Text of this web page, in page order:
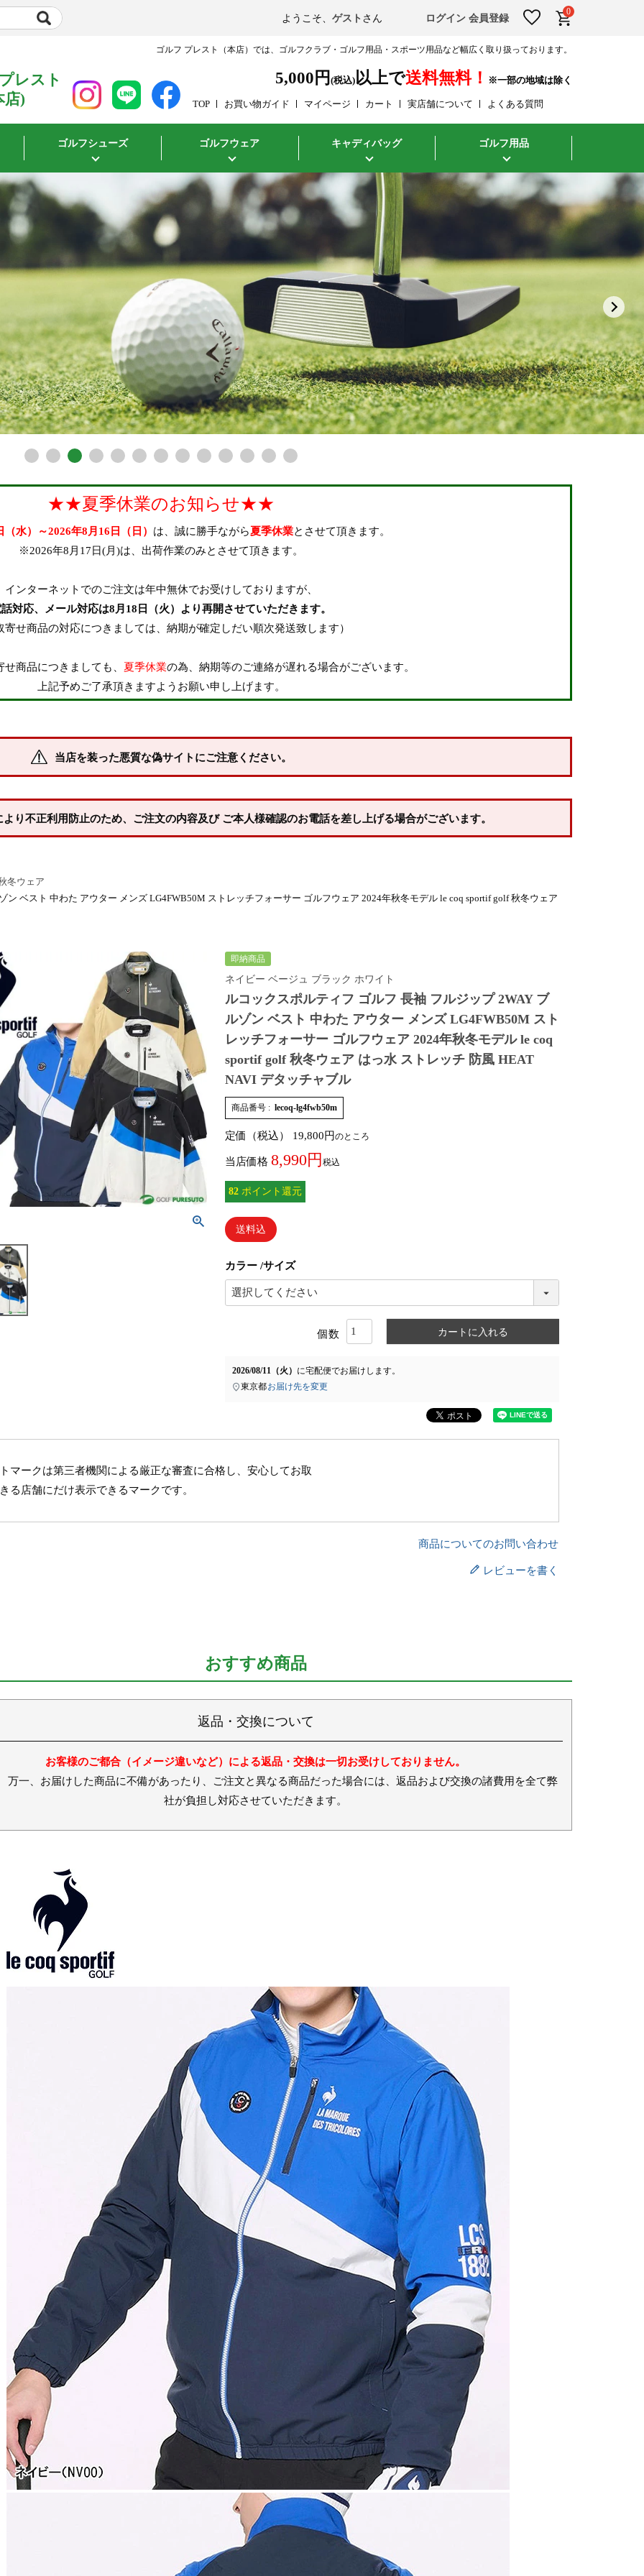
ようこそ、ゲスト さん ログイン 会員登録
0
ゴルフ プレスト（本店）では、ゴルフクラブ・ゴルフ用品・スポーツ用品など幅広く取り扱っております。
レスト
店)
5,000円 (税込)以上で送料無料！
TOP お買い物ガイド マイページ カート 実店舗について よくある質問
ゴルフシューズ ゴルフウェア キャディバッグ ゴルフ用品
★★夏季休業のお知らせ★★
水）～2026年8月16日（日） は、誠に勝手ながら夏季休業とさせて頂きます。
※2026年8月17日(月)は、出荷作業のみとさせて頂きます。
インターネットでのご注文は年中無休でお受けしておりますが、
対応、メール対応は8月18日（火）より再開させていただきます。
寄せ商品の対応につきましては、納期が確定しだい順次発送致します）
商品につきましても、 夏季休業の為、納期等のご連絡が遅れる場合がございます。
上記予めご了承頂きますようお願い申し上げます。
当店を装った悪質な偽サイトにご注意ください。
り不正利用防止のため、ご注文の内容及び ご本人様確認のお電話を差し上げる場合がございます。
冬ウェア
ン ベスト 中わた アウター メンズ LG4FWB50M ストレッチフォーサー ゴルフウェア 2024年秋冬モデル le coq sportif golf 秋冬ウェア
即納商品
ネイビー ベージュ ブラック ホワイト
ルコックスポルティフ ゴルフ 長袖 フルジップ 2WAY ブ
ルゾン ベスト 中わた アウター メンズ LG4FWB50M スト
レッチフォーサー ゴルフウェア 2024年秋冬モデル le coq
sportif golf 秋冬ウェア はっ水 ストレッチ 防風 HEAT
NAVI デタッチャブル
商品番号 lecoq-lg4fwb50m
定価（税込） 19,800 のところ
当店価格 8,990 税込
82 ポイント還元
送料込
カラー サイズ
カートに入れる
2026/08/11（火） に宅配便でお届けします。
東京都お届け先を変更
マークは第三者機関による厳正な審査に合格し、安心してお取
る店舗にだけ表示できるマークです。
商品についてのお問い合わせ
レビューを書く
おすすめ商品
返品・交換について
お客様のご都合（イメージ違いなど）による返品・交換は一切お受けしておりません。
けした商品に不備があったり、ご注文と異なる商品だった場合には、返品および交換の諸費用を全て弊
社が負担し対応させていただきます。